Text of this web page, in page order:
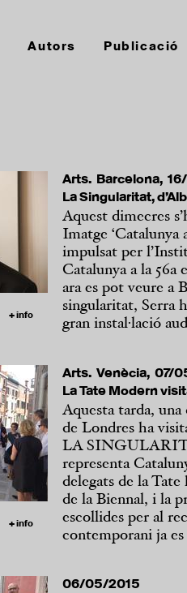
Autors Publicació
+ info
Arts. Barcelona,
La Singularitat,
Aquest dimecres
Imatge ‘Catalunya
impulsat per
Catalunya a la 56a
ara es pot veure a
singularitat, Serra
gran instal·lació
+ info
Arts. Venècia, 07/
La Tate Modern
Aquesta tarda,
de Londres ha
LA
representa
delegats de la
de la Biennal, i la
escollides per al
contemporani ja
06/05/2015